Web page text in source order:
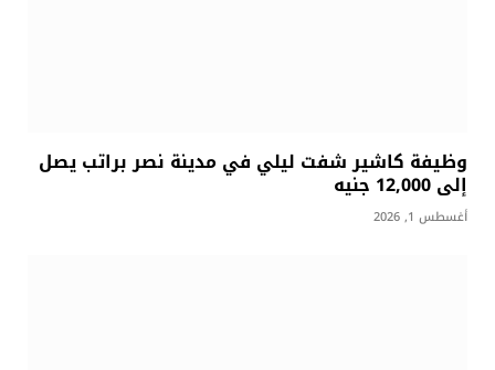
وظيفة كاشير شفت ليلي في مدينة نصر براتب يصل
إلى 12,000 جنيه
أغسطس 1, 2026